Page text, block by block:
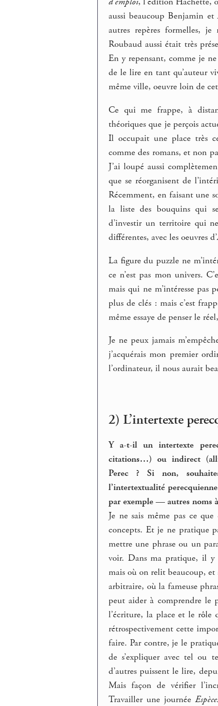
aussi beaucoup Benjamin
autres repères formelles, je
Roubaud aussi était très
En y repensant, comme je
de le lire en tant qu’auteur
même ville, oeuvre loin de
Ce qui me frappe, à
théoriques que je perçois
Il occupait une place très
comme des romans, et non
J’ai loupé aussi
que se réorganisent de
Récemment, en faisant une
la liste des bouquins qui
d’investir un territoire qui
différentes, avec les oeuvres
La figure du puzzle ne
ce n’est pas mon univers.
mais qui ne m’intéresse pas
plus de clés : mais c’est
même essaye de penser le
Je ne peux jamais
j’acquérais mon premier
l’ordinateur, il nous aurait
2) L’intertexte
Y a-t-il un intertexte
citations…) ou indirect
Perec ? Si non,
l’intertextualité
par exemple — autres noms
Je ne sais même pas ce
concepts. Et je ne pratique
mettre une phrase ou un
voir. Dans ma pratique, il y
mais où on relit beaucoup,
arbitraire, où la fameuse
peut aider à comprendre le
l’écriture, la place et le rôle
rétrospectivement cette
faire. Par contre, je le
de s’expliquer avec tel ou
d’autres puissent le lire,
Mais façon de vérifier
Travailler une journée